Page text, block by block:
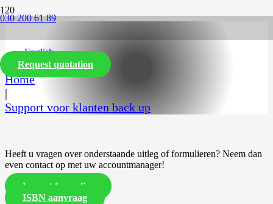
030 200 61 89
English
Request quotation
Support voor klanten back up
Home
|
Support voor klanten back up
Heeft u vragen over onderstaande uitleg of formulieren? Neem dan
even contact op met uw accountmanager!
Layout formulier
ISBN aanvraag